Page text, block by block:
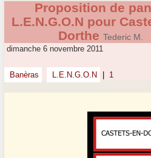
Proposition de
L.E.N.G.O.N pour
Dorthe Tederic M.
dimanche 6 novembre 2011
Banèras L.E.N.G.O.N 1